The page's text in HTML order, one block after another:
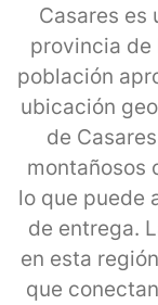
Casares es
provincia de
población
ubicación
de
montañosos
lo que puede
de entrega.
en esta
que